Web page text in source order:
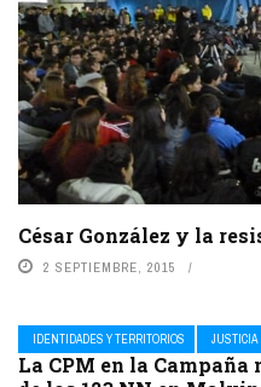
César González y la
2 SEPTIEMBRE, 2015
IDENTIDADES Y TERRITORIOS JUSTICIA
La CPM en la